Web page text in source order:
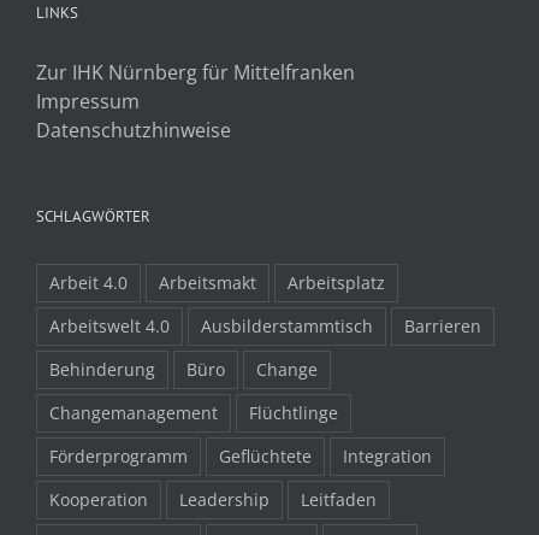
LINKS
Zur IHK Nürnberg für Mittelfranken
Impressum
Datenschutzhinweise
SCHLAGWÖRTER
Arbeit 4.0 Arbeitsmakt
Arbeitsplatz
Arbeitswelt 4.0
Ausbilderstammtisch
Barrieren
Behinderung
Büro
Change
Changemanagement
Flüchtlinge
Förderprogramm
Geflüchtete
Integration
Kooperation
Leadership
Leitfaden